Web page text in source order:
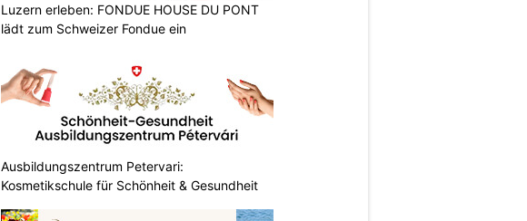
Luzern erleben: FONDUE HOUSE DU PONT
lädt zum Schweizer Fondue ein
Ausbildungszentrum Petervari:
Kosmetikschule für Schönheit & Gesundheit